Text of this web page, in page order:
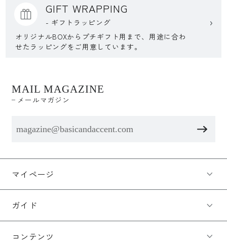
GIFT WRAPPING
- ギフトラッピング
オリジナルBOXからプチギフト用まで、用途に合わ
せたラッピングをご用意しています。
MAIL MAGAZINE
メールマガジン
マイページ
ガイド
コンテンツ